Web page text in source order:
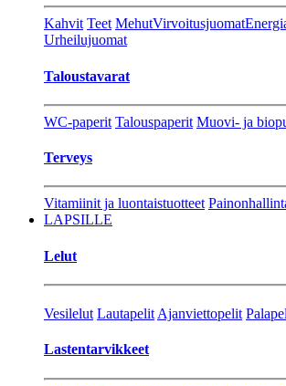
Kahvit Teet MehutVirvoitusjuomat
Urheilujuomat
Taloustavarat
WC-paperit Talouspaperit Muovi- ja
Terveys
Vitamiinit ja luontaistuotteet
LAPSILLE
Lelut
Vesilelut Lautapelit Ajanviettopelit
Lastentarvikkeet